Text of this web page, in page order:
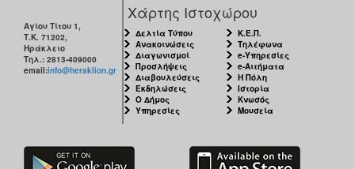
Αγίου Τίτου 1,
Τ.Κ. 71202,
Ηράκλειο
Τηλ.: 2813-409000
email:info@heraklion.gr
Χάρτης Ιστοχώρου
Δελτία Τύπου
Ανακοινώσεις
Διαγωνισμοί
Προσλήψεις
Διαβουλεύσεις
Εκδηλώσεις
Ο Δήμος
Υπηρεσίες
Κ.Ε.Π.
Τηλέφωνα
e-Υπηρεσίες
e-Αιτήματα
Η Πόλη
Ιστορία
Κνωσός
Μουσεία